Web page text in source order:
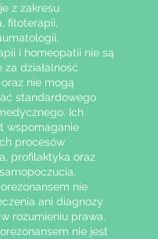
z zakresu
fitoterapii,
i homeopatii nie są
za działalność
nie mogą
standardowego
Ich
wspomaganie
procesów
profilaktyka oraz
nie
ani diagnozy
rozumieniu prawa.
nie jest